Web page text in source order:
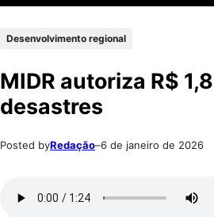
Desenvolvimento regional
MIDR autoriza R$
desastres
Posted byRedação–6 de janeiro de 2026